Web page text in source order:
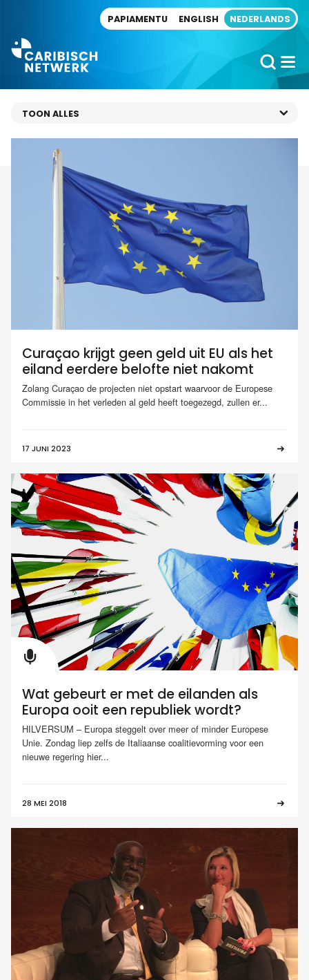
PAPIAMENTU ENGLISH NEDERLANDS
Curaçao krijgt geen geld uit EU als het
eiland eerdere belofte niet nakomt
Zolang Curaçao de projecten niet opstart waarvoor de Europese
Commissie in het verleden al geld heeft toegezegd, zullen er...
17 JUNI 2023
Wat gebeurt er met de eilanden als
Europa ooit een republiek wordt?
HILVERSUM – Europa steggelt over meer of minder Europese
Unie. Zondag liep zelfs de Italiaanse coalitievorming voor een
nieuwe regering hier...
28 MEI 2018